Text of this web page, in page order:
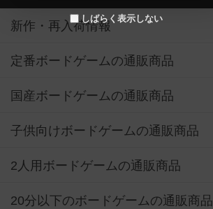
しばらく表示しない
新作・再入荷情報
定番ボードゲームの通販商品
国産ボードゲームの通販商品
子供向けボードゲームの通販商品
2人用ボードゲームの通販商品
20分以下のボードゲームの通販商品